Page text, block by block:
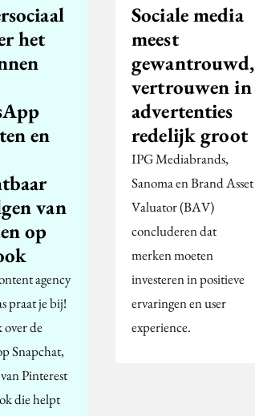
het
en
van
op
agency
praat je bij!
over de
Snapchat,
Pinterest
die helpt
Sociale media
meest
gewantrouwd,
vertrouwen in
advertenties
redelijk groot
IPG Mediabrands,
Sanoma en Brand Asset
Valuator (BAV)
concluderen dat
merken moeten
investeren in positieve
ervaringen en user
experience.